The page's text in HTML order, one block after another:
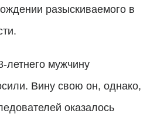
разыскиваемого в
летнего мужчину
Вину свою он, однако,
оказалось